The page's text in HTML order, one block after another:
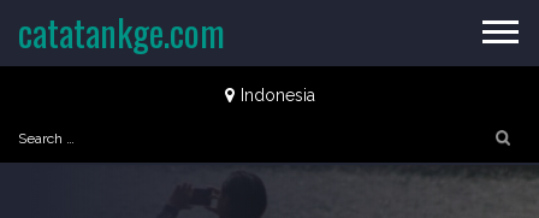
Indonesia
Search
for:
catatankge.com